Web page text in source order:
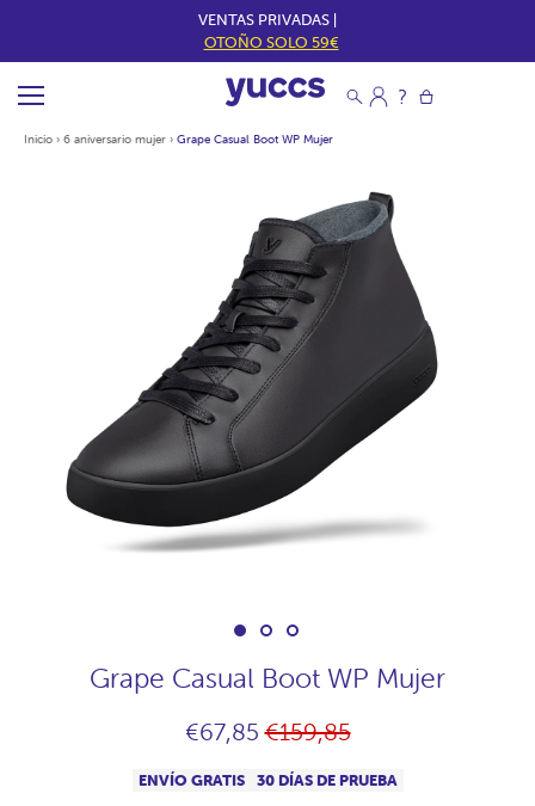
VENTAS PRIVADAS |
OTOÑO SOLO 59€
Inicio › 6 aniversario mujer › Grape Casual Boot WP Mujer
Grape Casual Boot WP Mujer
€67,85Precio
habitual
€159,85
ENVÍO GRATIS 30 DÍAS DE PRUEBA